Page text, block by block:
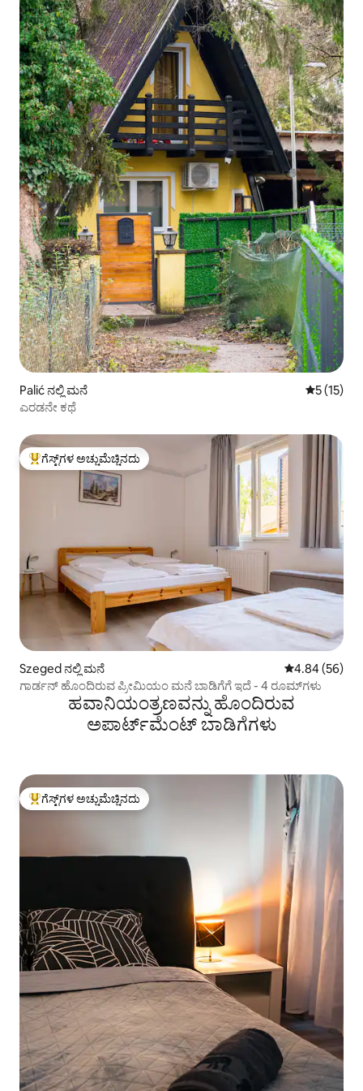
Palić ನಲ್ಲಿ ಮನೆ 5 ರಲ್ಲಿ 5
5 (15)
ಎರಡನೇ ಕಥೆ
ಗೆಸ್ಟ್‌ಗಳಿಗೆ ಅತಿ ಹೆಚ್ಚು ಅಚ್ಚುಮೆಚ್ಚಿನದು
ಗೆಸ್ಟ್‌ಗಳ ಅಚ್ಚುಮೆಚ್ಚಿನದು
Szeged ನಲ್ಲಿ ಮನೆ 5 ರಲ್ಲಿ 4.84
4.84 (56)
ಗಾರ್ಡನ್ ಹೊಂದಿರುವ ಪ್ರೀಮಿಯಂ ಮನೆ ಬಾಡಿಗೆಗೆ ಇದೆ - 4 ರೂಮ್‌ಗಳು
ಹವಾನಿಯಂತ್ರಣವನ್ನು ಹೊಂದಿರುವ
ಅಪಾರ್ಟ್‌ಮೆಂಟ್‌ ಬಾಡಿಗೆಗಳು
ಗೆಸ್ಟ್‌ಗಳಿಗೆ ಅತಿ ಹೆಚ್ಚು ಅಚ್ಚುಮೆಚ್ಚಿನದು
ಗೆಸ್ಟ್‌ಗಳ ಅಚ್ಚುಮೆಚ್ಚಿನದು